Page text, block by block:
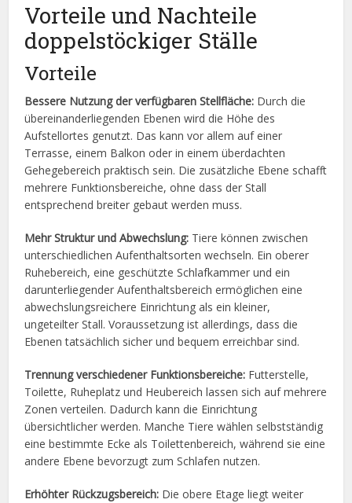
Vorteile und Nachteile
doppelstöckiger Ställe
Vorteile
Bessere Nutzung der verfügbaren Stellfläche: Durch die
übereinanderliegenden Ebenen wird die Höhe des
Aufstellortes genutzt. Das kann vor allem auf einer
Terrasse, einem Balkon oder in einem überdachten
Gehegebereich praktisch sein. Die zusätzliche Ebene schafft
mehrere Funktionsbereiche, ohne dass der Stall
entsprechend breiter gebaut werden muss.
Mehr Struktur und Abwechslung: Tiere können zwischen
unterschiedlichen Aufenthaltsorten wechseln. Ein oberer
Ruhebereich, eine geschützte Schlafkammer und ein
darunterliegender Aufenthaltsbereich ermöglichen eine
abwechslungsreichere Einrichtung als ein kleiner,
ungeteilter Stall. Voraussetzung ist allerdings, dass die
Ebenen tatsächlich sicher und bequem erreichbar sind.
Trennung verschiedener Funktionsbereiche: Futterstelle,
Toilette, Ruheplatz und Heubereich lassen sich auf mehrere
Zonen verteilen. Dadurch kann die Einrichtung
übersichtlicher werden. Manche Tiere wählen selbstständig
eine bestimmte Ecke als Toilettenbereich, während sie eine
andere Ebene bevorzugt zum Schlafen nutzen.
Erhöhter Rückzugsbereich: Die obere Etage liegt weiter